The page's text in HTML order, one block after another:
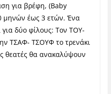
‪για βρέφη, (Baby
μηνών έως 3 ετών. Ένα
για δύο φίλους: Τον ΤΟΥ-
ΤΣΑΦ- ΤΣΟΥΦ το τρενάκι
θεατές θα ανακαλύψουν